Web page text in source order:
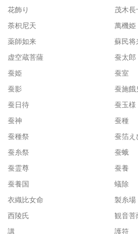
花飾り
茂木長
荼枳尼天
萬機姫
薬師如来
蘇民将
虚空蔵菩薩
蚕太郎
蚕姫
蚕室
蚕影
蚕施餓
蚕日待
蚕玉様
蚕神
蚕種
蚕種祭
蚕箔え
蚕糸祭
蚕蛾
蚕霊尊
蚕養
蚕養国
蟻除
衣織比女命
製糸場
西陵氏
観音菩
講
護符